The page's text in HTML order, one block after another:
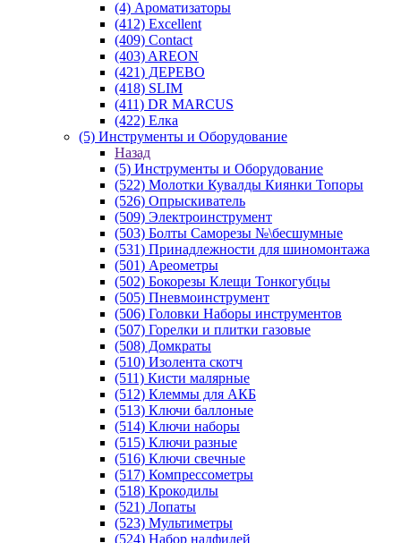
(4) Ароматизаторы
(412) Excellent
(409) Contact
(403) AREON
(421) ДЕРЕВО
(418) SLIM
(411) DR MARCUS
(422) Елка
(5) Инструменты и Оборудование
Назад
(5) Инструменты и Оборудование
(522) Молотки Кувалды Киянки Топоры
(526) Опрыскиватель
(509) Электроинструмент
(503) Болты Саморезы №\бесшумные
(531) Принадлежности для шиномонтажа
(501) Ареометры
(502) Бокорезы Клещи Тонкогубцы
(505) Пневмоинструмент
(506) Головки Наборы инструментов
(507) Горелки и плитки газовые
(508) Домкраты
(510) Изолента скотч
(511) Кисти малярные
(512) Клеммы для АКБ
(513) Ключи баллоные
(514) Ключи наборы
(515) Ключи разные
(516) Ключи свечные
(517) Компрессометры
(518) Крокодилы
(521) Лопаты
(523) Мультиметры
(524) Набор надфилей